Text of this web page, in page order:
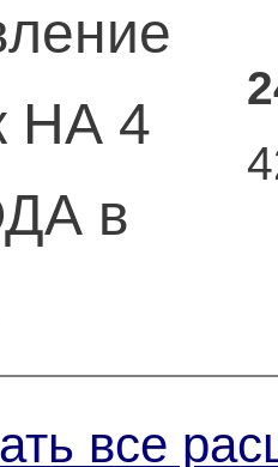
НА 4
в
все